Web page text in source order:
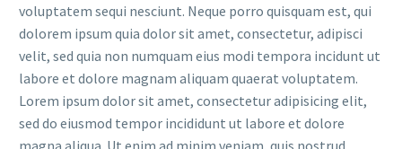
voluptatem sequi nesciunt. Neque porro quisquam est, qui
dolorem ipsum quia dolor sit amet, consectetur, adipisci
velit, sed quia non numquam eius modi tempora incidunt ut
labore et dolore magnam aliquam quaerat voluptatem.
Lorem ipsum dolor sit amet, consectetur adipisicing elit,
sed do eiusmod tempor incididunt ut labore et dolore